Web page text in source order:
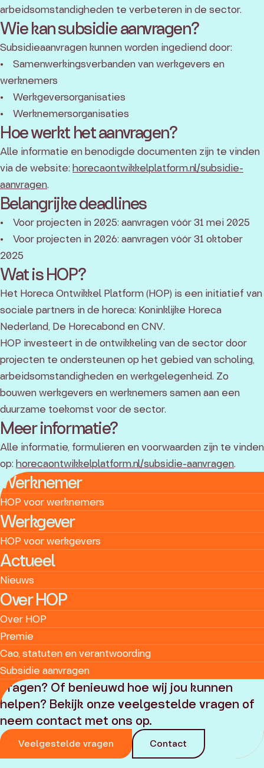
arbeidsomstandigheden te verbeteren in de sector.
Wie kan subsidie aanvragen?
Subsidieaanvragen kunnen worden ingediend door:
• Samenwerkingsverbanden van werkgevers en
werknemers
• Werkgeversorganisaties
• Werknemersorganisaties
Hoe werkt het aanvragen?
Alle informatie en benodigde documenten zijn te vinden
via de website: horecaontwikkelplatform.nl/subsidie-
aanvragen.
Belangrijke deadlines
• Voor projecten in 2025: aanvragen vóór 31 mei 2025
• Voor projecten in 2026: aanvragen vóór 31 oktober
2025
Wat is HOP?
Het Horeca Ontwikkel Platform (HOP) is een initiatief van
sociale partners in de horeca: Koninklijke Horeca
Nederland, De Horecabond en CNV.
HOP investeert in de ontwikkeling van de sector door
projecten te ondersteunen op het gebied van scholing,
arbeidsomstandigheden en werkgelegenheid. Zo
bouwen werkgevers en werknemers samen aan een
duurzame toekomst voor de sector.
Meer informatie?
Alle informatie, formulieren en voorwaarden zijn te vinden
op: horecaontwikkelplatform.nl/subsidie-aanvragen.
Werknemer
HOP voor werknemers
Werkgever
HOP voor werkgevers
Actueel
Nieuws
Over HOP
Over HOP
Premie
Cao, statuten en verantwoording
Subsidie aanvragen
Vragen? Of benieuwd hoe wij jou kunnen
helpen? Bekijk onze veelgestelde vragen of
neem contact met ons op.
Veelgestelde vragen Contact